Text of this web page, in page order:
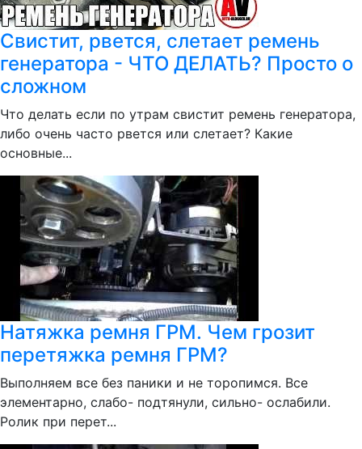
Свистит, рвется, слетает ремень
генератора - ЧТО ДЕЛАТЬ? Просто о
сложном
Что делать если по утрам свистит ремень генератора,
либо очень часто рвется или слетает? Какие
основные...
Натяжка ремня ГРМ. Чем грозит
перетяжка ремня ГРМ?
Выполняем все без паники и не торопимся. Все
элементарно, слабо- подтянули, сильно- ослабили.
Ролик при перет...